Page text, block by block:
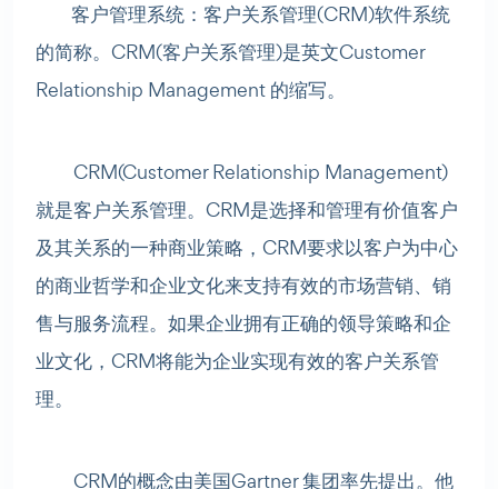
客户管理系统：客户关系管理(CRM)软件系统
的简称。CRM(客户关系管理)是英文Customer
Relationship Management 的缩写。
CRM(Customer Relationship Management)
就是客户关系管理。CRM是选择和管理有价值客户
及其关系的一种商业策略，CRM要求以客户为中心
的商业哲学和企业文化来支持有效的市场营销、销
售与服务流程。如果企业拥有正确的领导策略和企
业文化，CRM将能为企业实现有效的客户关系管
理。
CRM的概念由美国Gartner 集团率先提出。他